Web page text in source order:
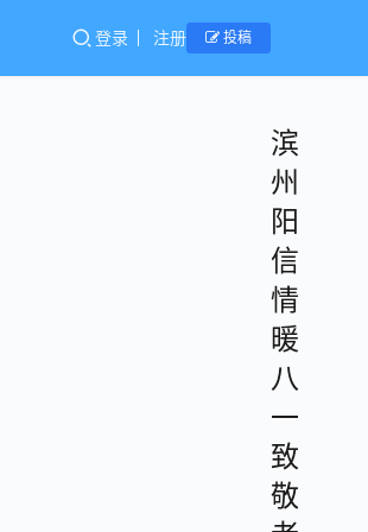
登录 注册 投稿
滨
州
阳
信
情
暖
八
一
致
敬